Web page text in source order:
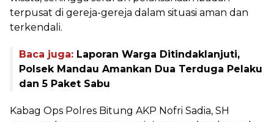
terpusat di gereja-gereja dalam situasi aman dan
terkendali.
Baca juga: Laporan Warga Ditindaklanjuti,
Polsek Mandau Amankan Dua Terduga Pelaku
dan 5 Paket Sabu
Kabag Ops Polres Bitung AKP Nofri Sadia, SH